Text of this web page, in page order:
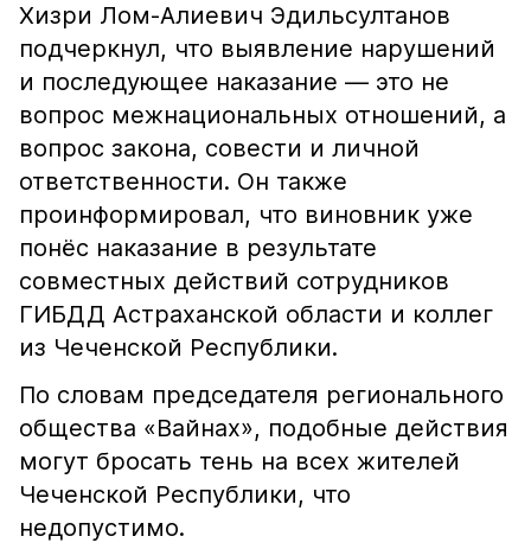
Хизри Лом-Алиевич Эдильсултанов
подчеркнул, что выявление нарушений
и последующее наказание — это не
вопрос межнациональных отношений, а
вопрос закона, совести и личной
ответственности. Он также
проинформировал, что виновник уже
понёс наказание в результате
совместных действий сотрудников
ГИБДД Астраханской области и коллег
из Чеченской Республики.
По словам председателя регионального
общества «Вайнах», подобные действия
могут бросать тень на всех жителей
Чеченской Республики, что
недопустимо.